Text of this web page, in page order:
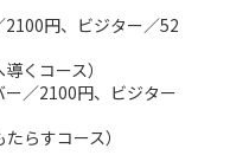
円、ビジター／52
くコース）
／2100円、ビジター
らすコース）